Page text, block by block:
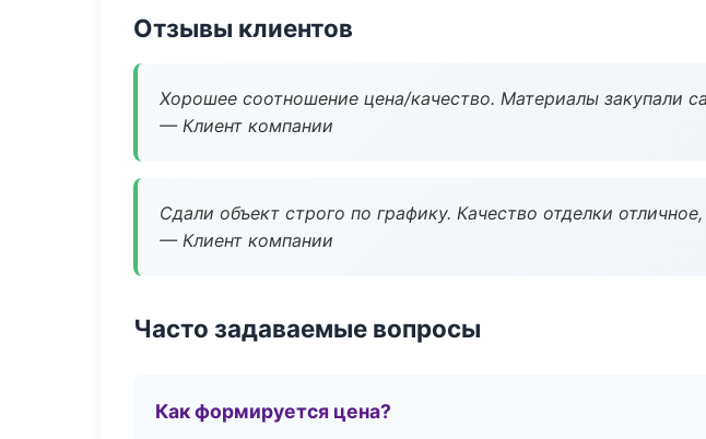
Отзывы клиентов
Хорошее соотношение цена/качество. Материалы закупали
— Клиент компании
Сдали объект строго по графику. Качество отделки
— Клиент компании
Часто задаваемые вопросы
Как формируется цена?